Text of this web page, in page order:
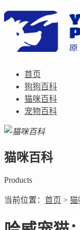
首页
狗狗百科
猫咪百科
宠物百科
猫咪百科
Products
当前位置： 首页 > 猫